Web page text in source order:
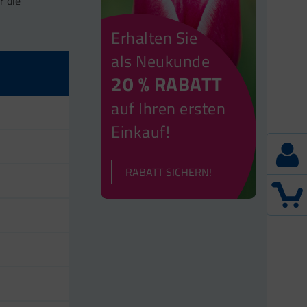
Erhalten Sie
als Neukunde
20 % RABATT
auf Ihren ersten
Einkauf!
RABATT SICHERN!